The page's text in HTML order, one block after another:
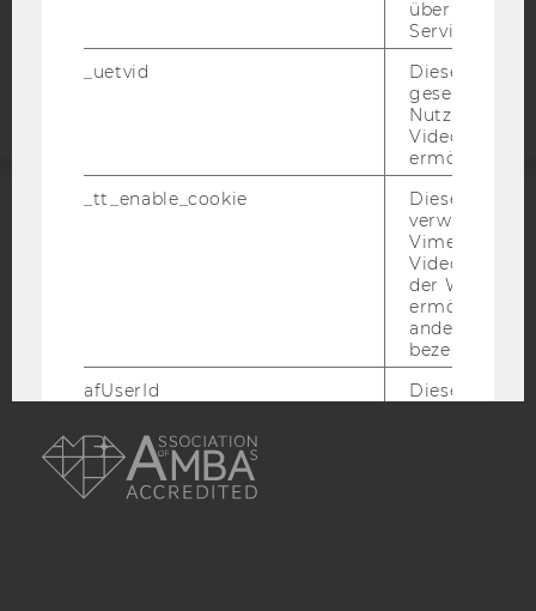
Barrierefreiheitserklärung
über die
Service zu
_uetvid
Dieses
gesetzt, um
Nutzung des
Videoplayers
ermöglichen
_tt_enable_cookie
Dieses
verwendet,
Vimeo-
der WU-
ermöglichen
andere nicht
bezeichnete
afUserId
Dieses